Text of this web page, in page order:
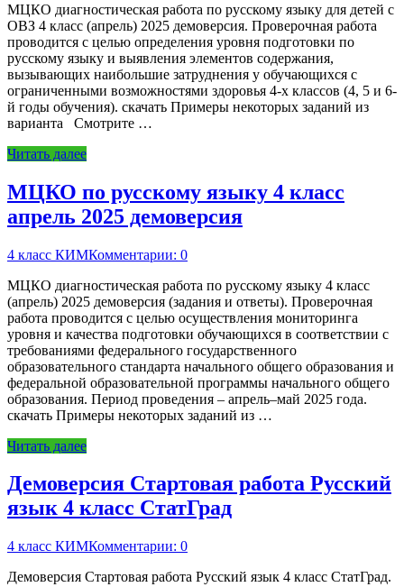
МЦКО диагностическая работа по русскому языку для детей с
ОВЗ 4 класс (апрель) 2025 демоверсия. Проверочная работа
проводится с целью определения уровня подготовки по
русскому языку и выявления элементов содержания,
вызывающих наибольшие затруднения у обучающихся с
ограниченными возможностями здоровья 4-х классов (4, 5 и 6-
й годы обучения). скачать Примеры некоторых заданий из
варианта Смотрите …
Читать далее
МЦКО по русскому языку 4 класс
апрель 2025 демоверсия
4 класс КИМКомментарии: 0
МЦКО диагностическая работа по русскому языку 4 класс
(апрель) 2025 демоверсия (задания и ответы). Проверочная
работа проводится с целью осуществления мониторинга
уровня и качества подготовки обучающихся в соответствии с
требованиями федерального государственного
образовательного стандарта начального общего образования и
федеральной образовательной программы начального общего
образования. Период проведения – апрель–май 2025 года.
скачать Примеры некоторых заданий из …
Читать далее
Демоверсия Стартовая работа Русский
язык 4 класс СтатГрад
4 класс КИМКомментарии: 0
Демоверсия Стартовая работа Русский язык 4 класс СтатГрад.